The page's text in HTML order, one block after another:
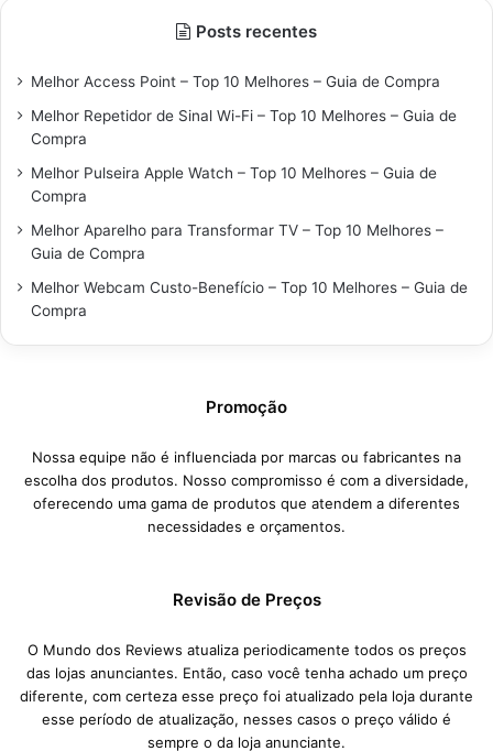
Posts recentes
Melhor Access Point – Top 10 Melhores – Guia de Compra
Melhor Repetidor de Sinal Wi-Fi – Top 10 Melhores – Guia de
Compra
Melhor Pulseira Apple Watch – Top 10 Melhores – Guia de
Compra
Melhor Aparelho para Transformar TV – Top 10 Melhores –
Guia de Compra
Melhor Webcam Custo-Benefício – Top 10 Melhores – Guia de
Compra
Promoção
Nossa equipe não é influenciada por marcas ou fabricantes na
escolha dos produtos. Nosso compromisso é com a diversidade,
oferecendo uma gama de produtos que atendem a diferentes
necessidades e orçamentos.
Revisão de Preços
O Mundo dos Reviews atualiza periodicamente todos os preços
das lojas anunciantes. Então, caso você tenha achado um preço
diferente, com certeza esse preço foi atualizado pela loja durante
esse período de atualização, nesses casos o preço válido é
sempre o da loja anunciante.